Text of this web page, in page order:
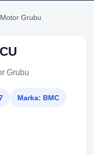
Grubu
Grubu
Marka: BMC